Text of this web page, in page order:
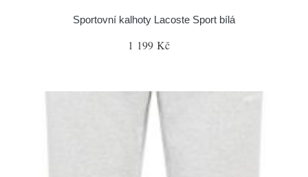
Sportovní kalhoty Lacoste Sport bílá
1 199 Kč